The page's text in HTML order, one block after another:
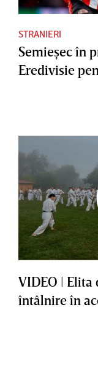
STRANIERI
Semieşec în
Eredivisie
VIDEO | Elita
întâlnire în